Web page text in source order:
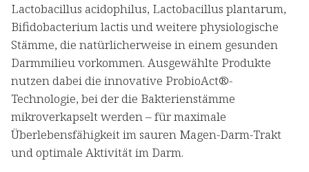
Lactobacillus acidophilus, Lactobacillus plantarum,
Bifidobacterium lactis und weitere physiologische
Stämme, die natürlicherweise in einem gesunden
Darmmilieu vorkommen. Ausgewählte Produkte
nutzen dabei die innovative ProbioAct®-
Technologie, bei der die Bakterienstämme
mikroverkapselt werden – für maximale
Überlebensfähigkeit im sauren Magen-Darm-Trakt
und optimale Aktivität im Darm.